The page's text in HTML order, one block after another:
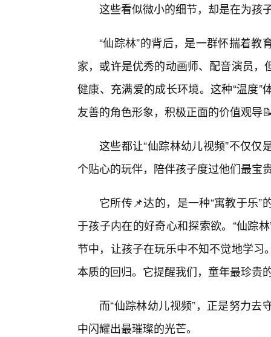
这些看似微小的细节，却是在为孩
“仙踪林”的背后，是一群怀揣着
家，或许是优秀的动画师、配音演员
健康、充满爱的成长环境。这种“温度
友善的角色形象，积极正面的价值观导
这些都让“仙踪林幼儿视频”不仅
个贴心的玩伴，陪伴孩子度过他们最宝
它所传📌达的，是一种“寓教于乐
于孩子内在的好奇心和探索欲。“仙踪
节中，让孩子在玩乐中不知不觉地学
本质的回归。它提醒我们，童年最珍贵
而“仙踪林幼儿视频”，正是努力
中闪耀出最璀璨的光芒。